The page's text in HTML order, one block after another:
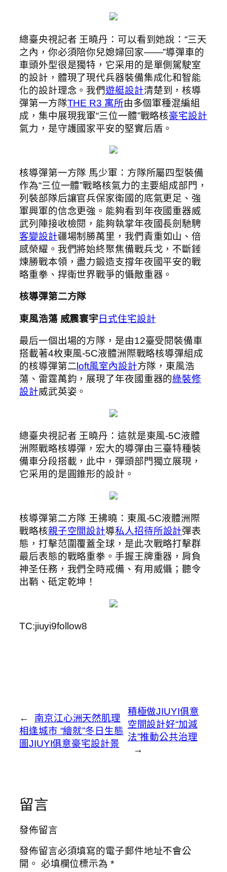
總臺央視記者 王曉丹：可以看到她說：“三天
之內，你必須陪你兒媳婦回家——”導彈車的
車頭外型很是獨特，它采用的是單側駕駛室
的設計，體現了現代兵器裝備集成化和智能
化的設計理念。我們遊艇設計清楚到，核導
彈第一方隊THE R3 寓所由多個軍種混編組
成，集中展現我軍“三位一體”戰略核豪宅設計
氣力，是守護國家平安的堅實后盾。
核導彈第一方隊 馬少軍：方隊所屬四型裝備
作為“三位一體”戰略核氣力的主要組成部門，
列裝部隊后讓官兵保家衛國的底氣更足、強
軍興軍的信念更強。能夠看到年夜國重器威
武列陣接收檢閱，能夠執掌年夜國長劍馳騁
客變設計疆場制勝萬里，我們責重如山、倍
感榮耀。我們將始終聚焦備戰兵戈，不斷錘
煉勝戰本領，盡力鍛造支撐年夜國平安的戰
略重拳、捍衛世界戰爭的懾敵重器。
核導彈第二方隊
東風浩蕩 威震寰宇 日式住宅設計
最后一個出場的方隊，是由12臺受閱裝備車
搭載著4枚東風-5C液體洲際戰略核導彈組成
的核導彈第二loft風室內設計方隊，東風浩
蕩、雷霆萬鈞，展現了年夜國重器的綠裝修
設計威武英姿。
總臺央視記者 王曉丹：這就是東風-5C液體
洲際戰略核導彈，宏大的導彈由三臺特種裝
備車分段搭載，此中，彈頭部門獨立展現，
它采用的是圓錐形的設計。
核導彈第二方隊 王拂曉：東風-5C液體洲際
戰略核親子空間設計導私人招待所設計彈表
態，打擊范圍覆蓋全球，是此次戰略打擊群
最后表態的戰略重拳。手握王牌重器，肩負
神圣任務，我們全時戒備、有用威懾；聽令
出鞘、砥定乾坤！
TC:jiuyi9follow8
←
南京江心洲天然肌理
相逢城市 “繪就”冬日生態
圖JIUYI俱意豪宅設計景
積極做JIUYI俱意
空間設計好“加減
法”推動公共治理
→
留言
發佈留言
發佈留言必須填寫的電子郵件地址不會公
開。 必填欄位標示為 *